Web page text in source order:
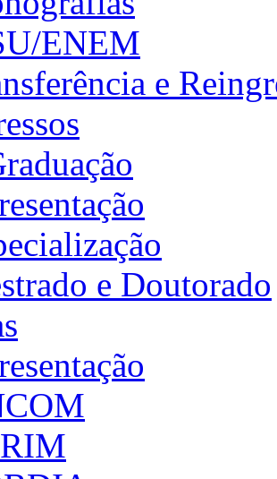
ENEM
e
e Doutorado